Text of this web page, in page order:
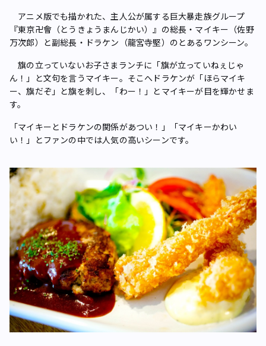
アニメ版でも描かれた、主人公が属する巨大暴走族グループ
『東京卍會（とうきょうまんじかい）』の総長・マイキー（佐野
万次郎）と副総長・ドラケン（龍宮寺堅）のとあるワンシーン。
旗の立っていないお子さまランチに「旗が立っていねぇじゃ
ん！」と文句を言うマイキー。そこへドラケンが「ほらマイキ
ー、旗だぞ」と旗を刺し、「わー！」とマイキーが目を輝かせま
す。
「マイキーとドラケンの関係があつい！」「マイキーかわい
い！」とファンの中では人気の高いシーンです。